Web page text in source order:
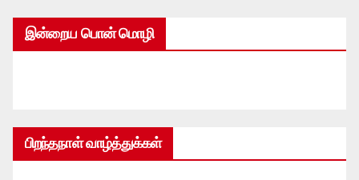
இன்றைய பொன் மொழி
பிறந்தநாள் வாழ்த்துக்கள்